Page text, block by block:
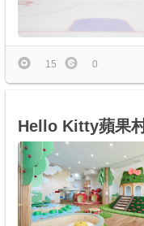
15 0
Hello Kitty蘋果